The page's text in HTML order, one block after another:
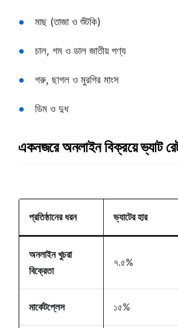
মাছ (তাজা ও শুঁটকি)
চাল, গম ও ডাল জাতীয় পণ্য
গরু, ছাগল ও মুরগির মাংস
ডিম ও দুধ
একনজরে অনলাইন বিক্রয়ে ভ্যাট
প্রতিষ্ঠানের ধরন ভ্যাটের হার
অনলাইন খুচরা
বিক্রেতা
৭.৫%
মার্কেটপ্লেস ১৫%